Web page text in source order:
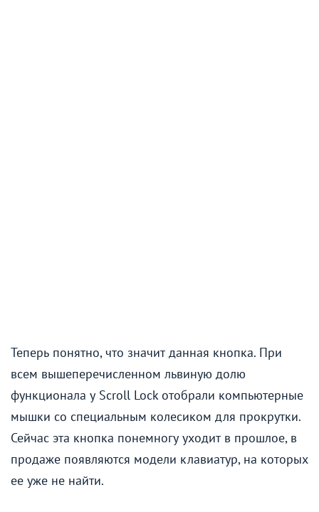
Теперь понятно, что значит данная кнопка. При
всем вышеперечисленном львиную долю
функционала у Scroll Lock отобрали компьютерные
мышки со специальным колесиком для прокрутки.
Сейчас эта кнопка понемногу уходит в прошлое, в
продаже появляются модели клавиатур, на которых
ее уже не найти.